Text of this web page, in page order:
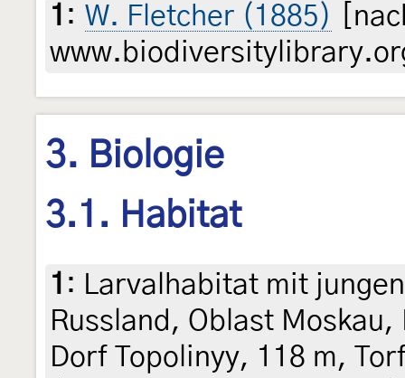
1 : W. Fletcher (1885)
3. Biologie
3.1. Habitat
1 : Larvalhabitat mit
Russland, Oblast
Dorf Topolinyy, 118 m,